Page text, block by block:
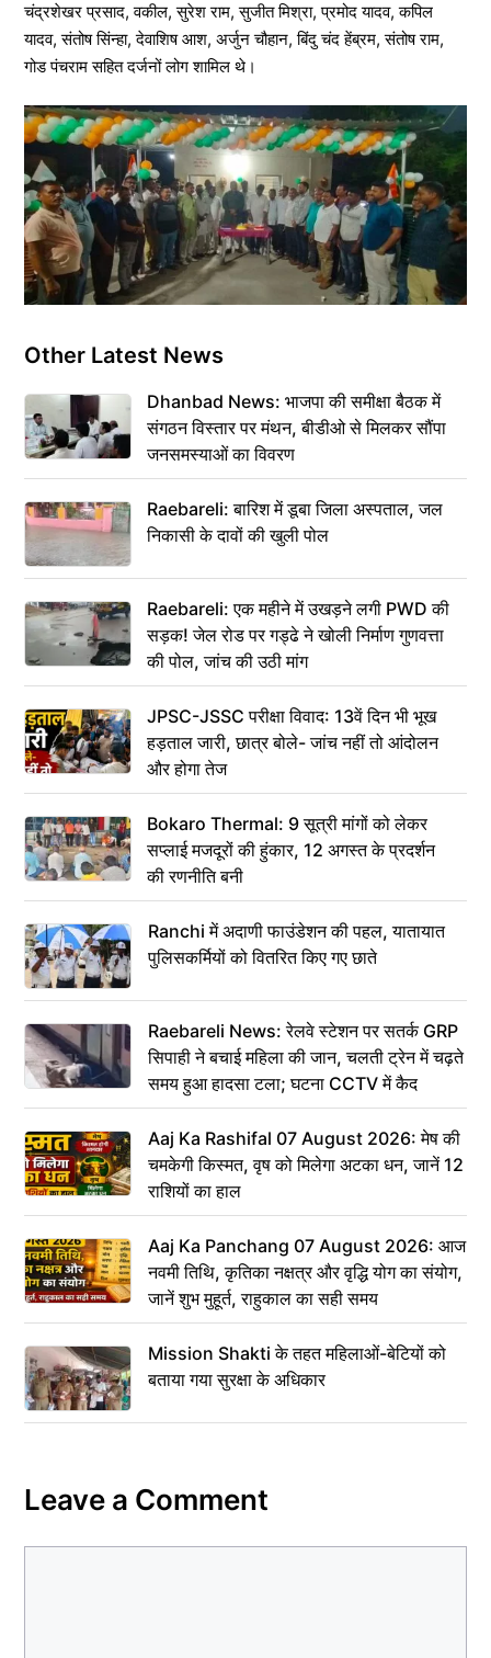
चंद्रशेखर प्रसाद, वकील, सुरेश राम, सुजीत मिश्रा, प्रमोद यादव, कपिल
यादव, संतोष सिंन्हा, देवाशिष आश, अर्जुन चौहान, बिंदु चंद हेंब्रम, संतोष राम,
गोड पंचराम सहित दर्जनों लोग शामिल थे।
Other Latest News
Dhanbad News: भाजपा की समीक्षा बैठक में
संगठन विस्तार पर मंथन, बीडीओ से मिलकर सौंपा
जनसमस्याओं का विवरण
Raebareli: बारिश में डूबा जिला अस्पताल, जल
निकासी के दावों की खुली पोल
Raebareli: एक महीने में उखड़ने लगी PWD की
सड़क! जेल रोड पर गड्ढे ने खोली निर्माण गुणवत्ता
की पोल, जांच की उठी मांग
JPSC-JSSC परीक्षा विवाद: 13वें दिन भी भूख
हड़ताल जारी, छात्र बोले- जांच नहीं तो आंदोलन
और होगा तेज
Bokaro Thermal: 9 सूत्री मांगों को लेकर
सप्लाई मजदूरों की हुंकार, 12 अगस्त के प्रदर्शन
की रणनीति बनी
Ranchi में अदाणी फाउंडेशन की पहल, यातायात
पुलिसकर्मियों को वितरित किए गए छाते
Raebareli News: रेलवे स्टेशन पर सतर्क GRP
सिपाही ने बचाई महिला की जान, चलती ट्रेन में चढ़ते
समय हुआ हादसा टला; घटना CCTV में कैद
Aaj Ka Rashifal 07 August 2026: मेष की
चमकेगी किस्मत, वृष को मिलेगा अटका धन, जानें 12
राशियों का हाल
Aaj Ka Panchang 07 August 2026: आज
नवमी तिथि, कृतिका नक्षत्र और वृद्धि योग का संयोग,
जानें शुभ मुहूर्त, राहुकाल का सही समय
Mission Shakti के तहत महिलाओं-बेटियों को
बताया गया सुरक्षा के अधिकार
Leave a Comment